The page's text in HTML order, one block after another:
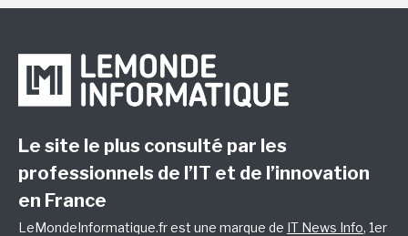
Le site le plus consulté par les
professionnels de l’IT et de l’innovation
en France
LeMondeInformatique.fr est une marque de IT News Info, 1er